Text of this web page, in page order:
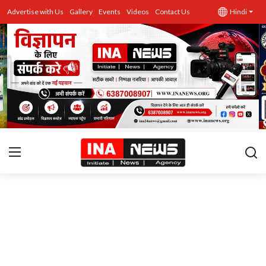
Advertise with Us Gallery Events Videos Contact Us Hindi
उत्तर प्रदेश
Advertise with Us
Events
राज्य